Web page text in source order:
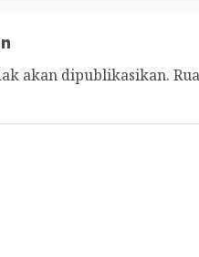
akan dipublikasikan.